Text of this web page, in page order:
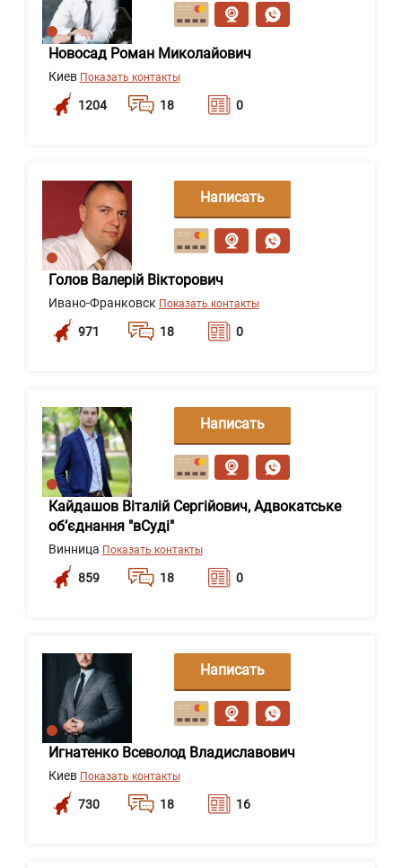
Новосад Роман Миколайович
Киев Показать контакты
1204 18 0
сообщение
Голов Валерій Вікторович
Ивано-Франковск Показать контакты
971 18 0
Написать
сообщение
Кайдашов Віталій Сергійович, Адвокатське
об’єднання "вСуді"
Винница Показать контакты
859 18 0
Написать
сообщение
Игнатенко Всеволод Владиславович
Киев Показать контакты
730 18 16
Написать
сообщение